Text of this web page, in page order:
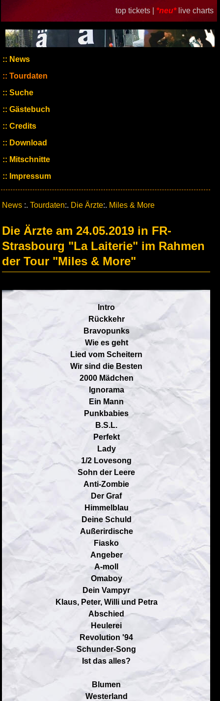
top tickets | *neu* live charts
News
Tourdaten
Suche
Gästebuch
Credits
Download
Mitschnitte
Impressum
News :. Tourdaten:. Die Ärzte:. Miles & More
Die Ärzte am 24.05.2019 in FR-
Strasbourg "La Laiterie" im Rahmen
der Tour "Miles & More"
Intro
Rückkehr
Bravopunks
Wie es geht
Lied vom Scheitern
Wir sind die Besten
2000 Mädchen
Ignorama
Ein Mann
Punkbabies
B.S.L.
Perfekt
Lady
1/2 Lovesong
Sohn der Leere
Anti-Zombie
Der Graf
Himmelblau
Deine Schuld
Außerirdische
Fiasko
Angeber
A-moll
Omaboy
Dein Vampyr
Klaus, Peter, Willi und Petra
Abschied
Heulerei
Revolution '94
Schunder-Song
Ist das alles?
Blumen
Westerland